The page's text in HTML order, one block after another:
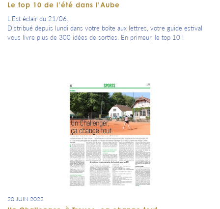
Le top 10 de l’été dans l’Aube
L'Est éclair du 21/06.
Distribué depuis lundi dans votre boîte aux lettres, votre guide estival
vous livre plus de 300 idées de sorties. En primeur, le top 10 !
20 JUIN 2022